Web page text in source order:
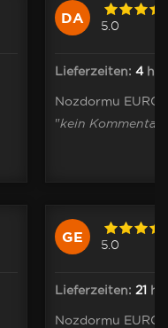
DA 5.0
Lieferzeiten: 4h
Nozdormu EURO
"kein Kommentar
GE 5.0
Lieferzeiten: 21 h
Nozdormu EURO